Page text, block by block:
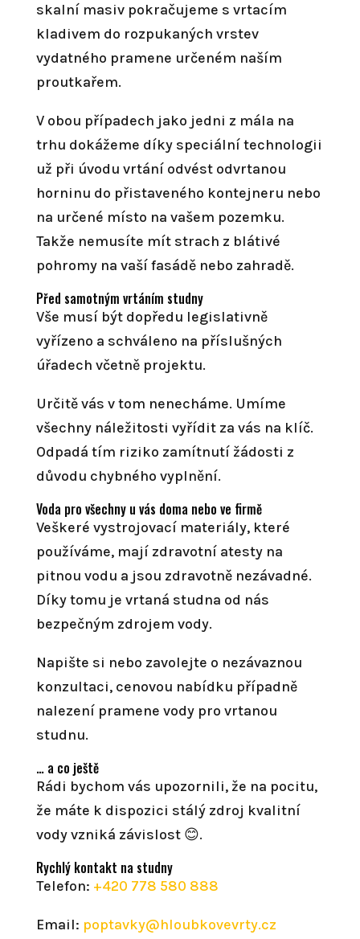
skalní masiv pokračujeme s vrtacím
kladivem do rozpukaných vrstev
vydatného pramene určeném naším
proutkařem.
V obou případech jako jedni z mála na
trhu dokážeme díky speciální technologii
už při úvodu vrtání odvést odvrtanou
horninu do přistaveného kontejneru nebo
na určené místo na vašem pozemku.
Takže nemusíte mít strach z blátivé
pohromy na vaší fasádě nebo zahradě.
Před samotným vrtáním studny
Vše musí být dopředu legislativně
vyřízeno a schváleno na příslušných
úřadech včetně projektu.
Určitě vás v tom nenecháme. Umíme
všechny náležitosti vyřídit za vás na klíč.
Odpadá tím riziko zamítnutí žádosti z
důvodu chybného vyplnění.
Voda pro všechny u vás doma nebo ve firmě
Veškeré vystrojovací materiály, které
používáme, mají zdravotní atesty na
pitnou vodu a jsou zdravotně nezávadné.
Díky tomu je vrtaná studna od nás
bezpečným zdrojem vody.
Napište si nebo zavolejte o nezávaznou
konzultaci, cenovou nabídku případně
nalezení pramene vody pro vrtanou
studnu.
… a co ještě
Rádi bychom vás upozornili, že na pocitu,
že máte k dispozici stálý zdroj kvalitní
vody vzniká závislost 😊.
Rychlý kontakt na studny
Telefon: +420 778 580 888
Email: poptavky@hloubkovevrty.cz